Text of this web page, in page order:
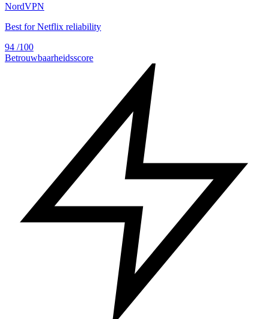
NordVPN
Best for Netflix reliability
94 /100
Betrouwbaarheidsscore